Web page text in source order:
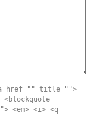
href="" title="">
<em> <i> <q